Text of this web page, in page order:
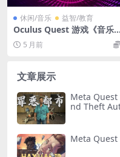
休闲/音乐 益智/教育
Oculus Quest 游戏《音乐训
练VR》ElectronautsVR 游
下载5 月前
文章展示
Meta Quest
nd Theft
Meta Quest